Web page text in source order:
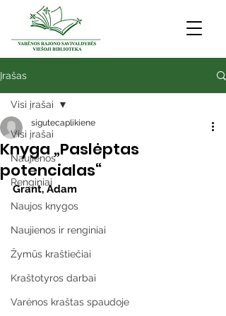
Įrašas
Visi įrašai
Naujienos
Renginiai
Naujos knygos
Naujienos ir renginiai
Žymūs kraštiečiai
Kraštotyros darbai
Varėnos kraštas spaudoje
Visi įrašai
Knyga „Paslėptas
potencialas“
sigutecaplikiene
Grant, Adam